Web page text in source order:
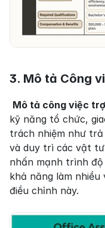
3. Mô tả Công
Mô tả công việc
kỹ năng tổ chức,
trách nhiệm như
và duy trì các vật
nhấn mạnh trình
khả năng làm
điều chỉnh này.